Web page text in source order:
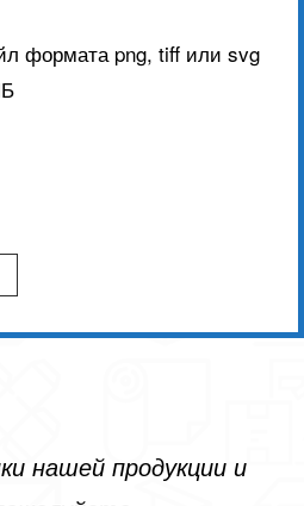
формата png, tiff или svg
нашей продукции и